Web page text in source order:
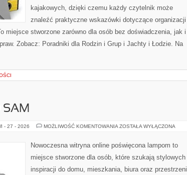
kajakowych, dzięki czemu każdy czytelnik może
znaleźć praktyczne wskazówki dotyczące organizacji
miejsce stworzone zarówno dla osób bez doświadczenia, jak i
Zobacz: Poradniki dla Rodzin i Grup i Jachty i Łodzie. Na
SAM
- 27 - 2026 MOŻLIWOŚĆ KOMENTOWANIA DIY
TO
SAM
ZOSTAŁA WYŁĄCZONA
Nowoczesna witryna online poświęcona lampom to
miejsce stworzone dla osób, które szukają stylowych
inspiracji do domu, mieszkania, biura oraz przestrzeni